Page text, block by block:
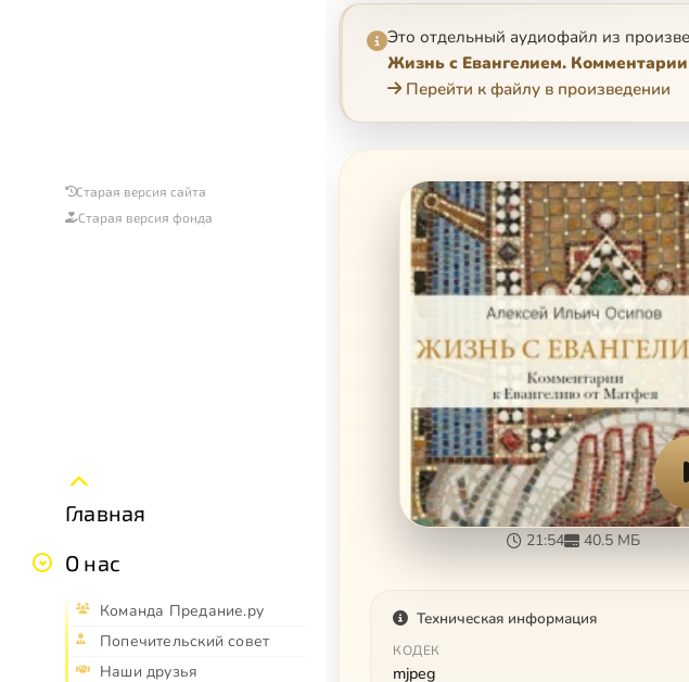
Старая версия сайта
Старая версия фонда
Главная
О нас
Команда Предание.ру
Попечительский совет
Наши друзья
Это отдельный аудиофайл из
Жизнь с Евангелием.
Перейти к файлу в произведении
21:54 40.5 МБ
Техническая информация
КОДЕК
mjpeg